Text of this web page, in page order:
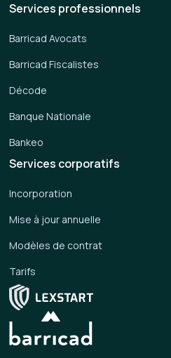
Services corporatifs
Incorporation
Mise à jour annuelle
Modèles de contrat
Tarifs
Services professionnels
Barricad Avocats
Barricad Fiscalistes
Décode
Banque Nationale
Bankeo